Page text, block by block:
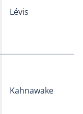
Lévis
Kahnawake